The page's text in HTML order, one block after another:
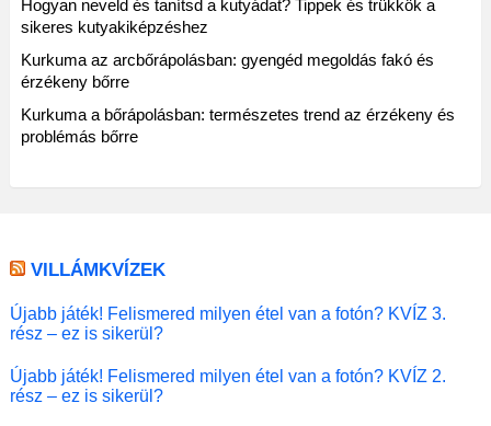
Hogyan neveld és tanítsd a kutyádat? Tippek és trükkök a
sikeres kutyakiképzéshez
Kurkuma az arcbőrápolásban: gyengéd megoldás fakó és
érzékeny bőrre
Kurkuma a bőrápolásban: természetes trend az érzékeny és
problémás bőrre
VILLÁMKVÍZEK
Újabb játék! Felismered milyen étel van a fotón? KVÍZ 3.
rész – ez is sikerül?
Újabb játék! Felismered milyen étel van a fotón? KVÍZ 2.
rész – ez is sikerül?